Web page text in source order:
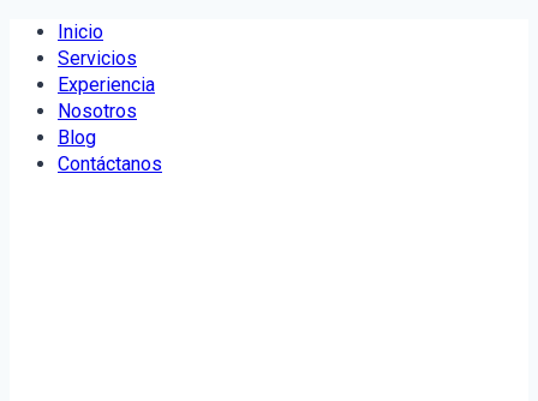
Saltar
contenido
Inicio
Servicios
Experiencia
Nosotros
Blog
Contáctanos